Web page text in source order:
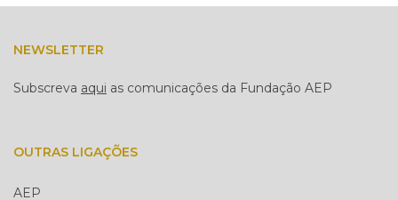
NEWSLETTER
Subscreva aqui as comunicações da Fundação AEP
OUTRAS LIGAÇÕES
AEP